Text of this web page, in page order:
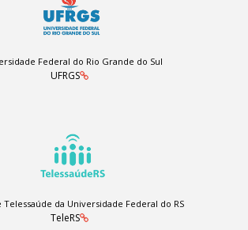
Federal do Rio Grande do Sul
UFRGS
Telessaúde da Universidade Federal do RS
TeleRS